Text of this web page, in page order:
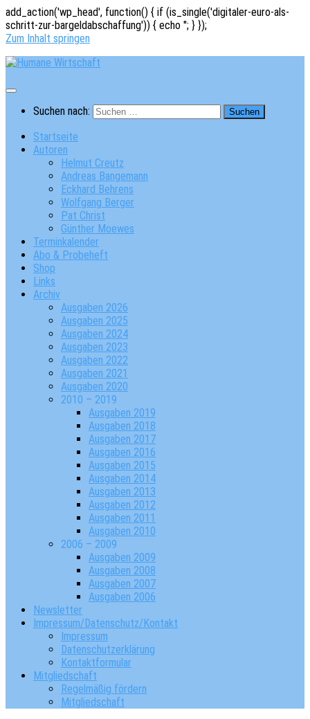
add_action('wp_head', function() { if (is_single('digitaler-euro-als-
schritt-zur-bargeldabschaffung')) { echo ''; } });
Zum Inhalt springen
Suchen nach:
Startseite
Autoren
Helmut Creutz
Andreas Bangemann
Eckhard Behrens
Wolfgang Berger
Pat Christ
Günther Moewes
Terminkalender
Abo & Probeheft
Shop
Links
Archiv
Ausgaben 2026
Ausgaben 2025
Ausgaben 2024
Ausgaben 2023
Ausgaben 2022
Ausgaben 2021
Ausgaben 2020
2010 – 2019
Ausgaben 2019
Ausgaben 2018
Ausgaben 2017
Ausgaben 2016
Ausgaben 2015
Ausgaben 2014
Ausgaben 2013
Ausgaben 2012
Ausgaben 2011
Ausgaben 2010
2006 – 2009
Ausgaben 2009
Ausgaben 2008
Ausgaben 2007
Ausgaben 2006
Newsletter
Impressum/Datenschutz/Kontakt
Impressum
Datenschutzerklärung
Kontaktformular
Mitgliedschaft
Regelmäßig fördern
Mitgliedschaft